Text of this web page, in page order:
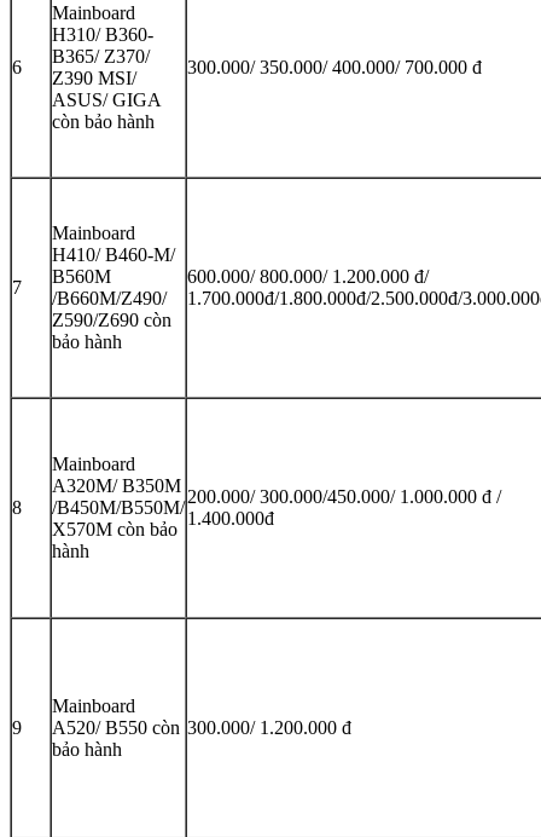
6
Mainboard
H310/ B360-
B365/ Z370/
Z390 MSI/
ASUS/ GIGA
còn bảo hành
300.000/ 350.000/ 400.000/ 700.000 đ
7
Mainboard
H410/ B460-M/
B560M
/B660M/Z490/
Z590/Z690 còn
bảo hành
600.000/ 800.000/ 1.200.000 đ/
1.700.000đ/1.800.000đ/2.500.000đ/
8
Mainboard
A320M/ B350M
/B450M/B550M/
X570M còn bảo
hành
200.000/ 300.000/450.000/ 1.000.000 đ /
1.400.000đ
9
Mainboard
A520/ B550 còn
bảo hành
300.000/ 1.200.000 đ